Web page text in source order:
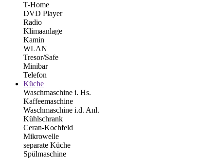
T-Home
DVD Player
Radio
Klimaanlage
Kamin
WLAN
Tresor/Safe
Minibar
Telefon
Küche
Waschmaschine i. Hs.
Kaffeemaschine
Waschmaschine i.d. Anl.
Kühlschrank
Ceran-Kochfeld
Mikrowelle
separate Küche
Spülmaschine